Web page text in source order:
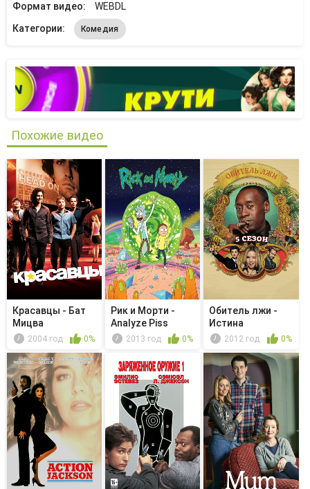
Формат видео:
WEBDL
Категории:
Комедия
Похожие видео
Красавцы - Бат
Мицва
2004 год 0%
Рик и Морти -
Analyze Piss
2013 год 0%
Обитель лжи -
Истина
2012 год 0%